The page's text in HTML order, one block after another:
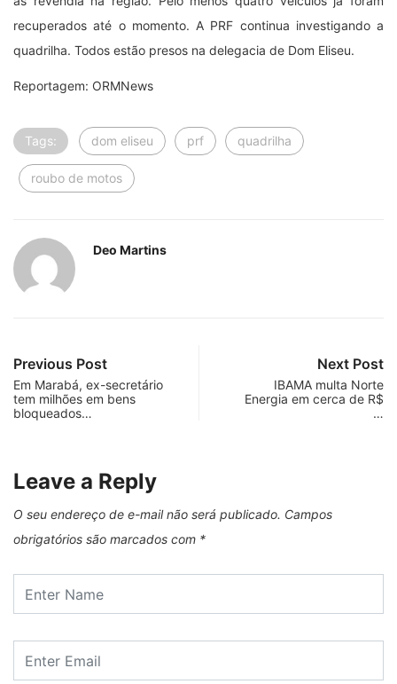
recuperados até o momento. A PRF continua investigando a
quadrilha. Todos estão presos na delegacia de Dom Eliseu.
Reportagem: ORMNews
Tags: dom eliseu prf quadrilha
roubo de motos
Deo Martins
Previous Post
Em Marabá, ex-secretário
tem milhões em bens
bloqueados…
Next Post
IBAMA multa Norte
Energia em cerca de R$
…
Leave a Reply
O seu endereço de e-mail não será publicado. Campos
obrigatórios são marcados com *